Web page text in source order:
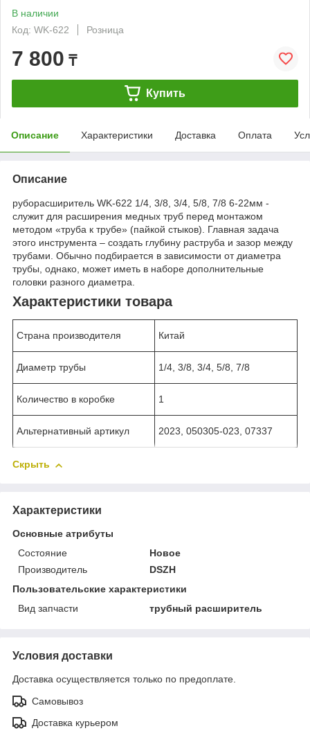
В наличии
Код: WK-622
Розница
7 800 ₸
Купить
Описание Характеристики Доставка Оплата
Описание
руборасширитель WK-622 1/4, 3/8, 3/4, 5/8, 7/8 6-22мм -
служит для расширения медных труб перед монтажом
методом «труба к трубе» (пайкой стыков). Главная задача
этого инструмента – создать глубину раструба и зазор между
трубами. Обычно подбирается в зависимости от диаметра
трубы, однако, может иметь в наборе дополнительные
головки разного диаметра.
Характеристики товара
Страна производителя Китай
Диаметр трубы 1/4, 3/8, 3/4, 5/8, 7/8
Количество в коробке 1
Альтернативный артикул 2023, 050305-023, 07337
Скрыть
Характеристики
Основные атрибуты
Состояние
Новое
Производитель
DSZH
Пользовательские характеристики
Вид запчасти
трубный расширитель
Условия доставки
Доставка осуществляется только по предоплате.
Самовывоз
Доставка курьером